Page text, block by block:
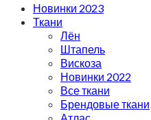
Новинки 2023
Ткани
Лён
Штапель
Вискоза
Новинки 2022
Все ткани
Брендовые ткани